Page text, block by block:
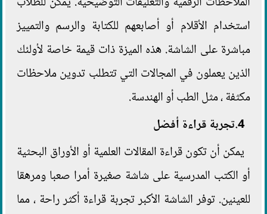
استخدام الأقلام أو أصابعهم للكتابة والرسم والتمييز
مباشرة على الشاشة. هذه الميزة ذات قيمة خاصة لأولئك
الذين يعملون في المجالات التي تتطلب تدوين ملاحظات
مكثفة ، مثل الطب أو الهندسة.
4.تجربة قراءة أفضل
يمكن أن تكون قراءة المقالات العلمية أو الأوراق البحثية
أو الكتب المدرسية على شاشة صغيرة أمرا صعبا ومرهقا
للعينين. توفر الشاشة الأكبر تجربة قراءة أكثر راحة ، مما